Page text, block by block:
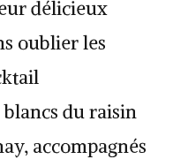
délicieux
oublier les
du raisin
accompagnés